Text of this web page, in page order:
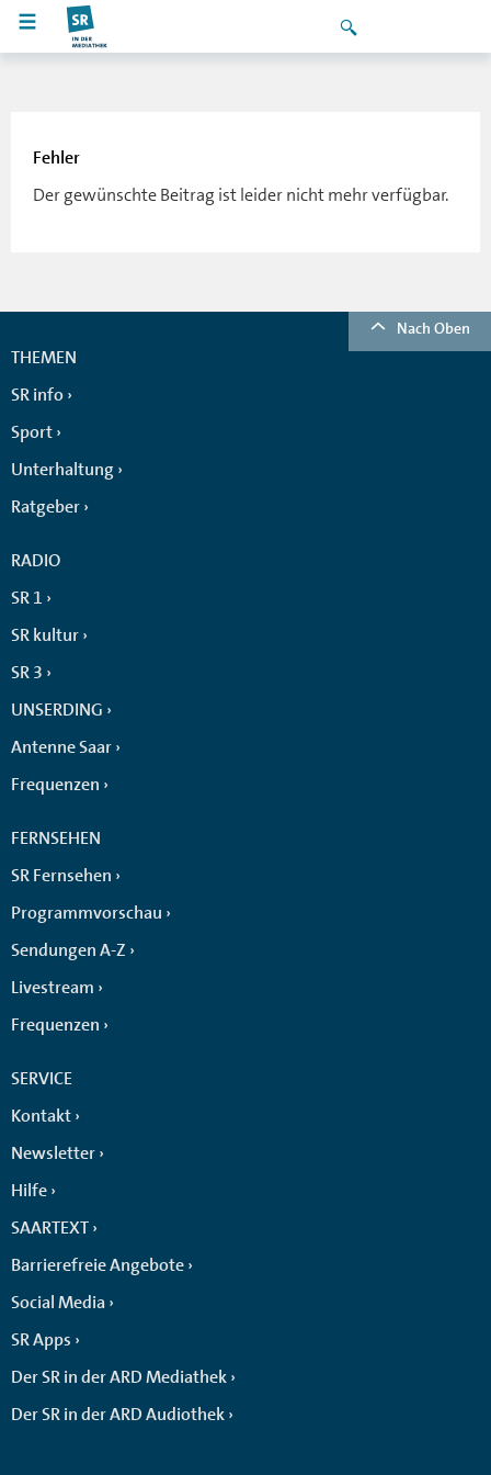
Fehler
Der gewünschte Beitrag ist leider nicht mehr verfügbar.
Nach Oben
THEMEN
SR info
Sport
Unterhaltung
Ratgeber
RADIO
SR 1
SR kultur
SR 3
UNSERDING
Antenne Saar
Frequenzen
FERNSEHEN
SR Fernsehen
Programmvorschau
Sendungen A-Z
Livestream
Frequenzen
SERVICE
Kontakt
Newsletter
Hilfe
SAARTEXT
Barrierefreie Angebote
Social Media
SR Apps
Der SR in der ARD Mediathek
Der SR in der ARD Audiothek